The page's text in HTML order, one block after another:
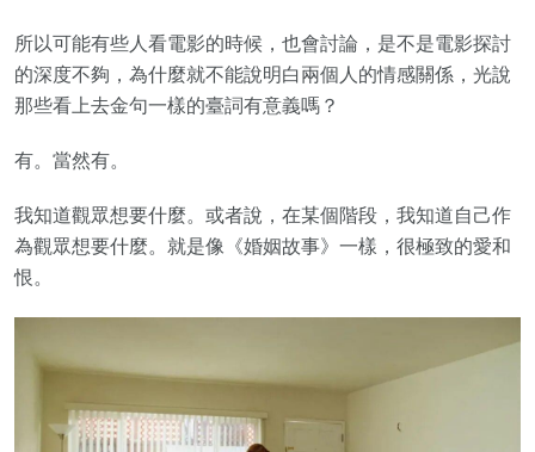
所以可能有些人看電影的時候，也會討論，是不是電影探討
的深度不夠，為什麼就不能說明白兩個人的情感關係，光說
那些看上去金句一樣的臺詞有意義嗎？
有。當然有。
我知道觀眾想要什麼。或者說，在某個階段，我知道自己作
為觀眾想要什麼。就是像《婚姻故事》一樣，很極致的愛和
恨。